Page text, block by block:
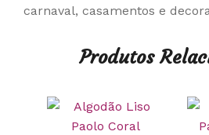
carnaval, casamentos e
Produtos